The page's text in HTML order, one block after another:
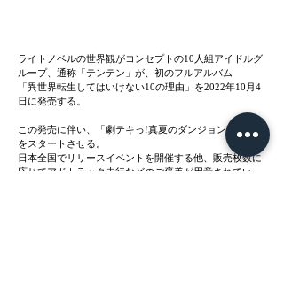
ライトノベルの世界観がコンセプトの10人組アイドルグ
ループ、通称「テンテン」が、初のフルアルバム
「異世界転生してはいけない10の理由」を2022年10月4
日に発売する。
この発売に伴い、「劇テキっ!真夏のダンジョン攻略中」
をスタートさせる。
日本全国でリリースイベントを開催する他、販売枚数に
応じてアドトラック走行などのご褒美が用意されてい